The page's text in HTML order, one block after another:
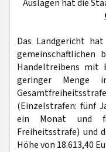
Auslagen hat die
Das Landgericht
gemeinschaftlichen
Handeltreibens mit
geringer
(Einzelstrafen: fünf
ein Monat und
Freiheitsstrafe) und
Höhe von 18.613,40